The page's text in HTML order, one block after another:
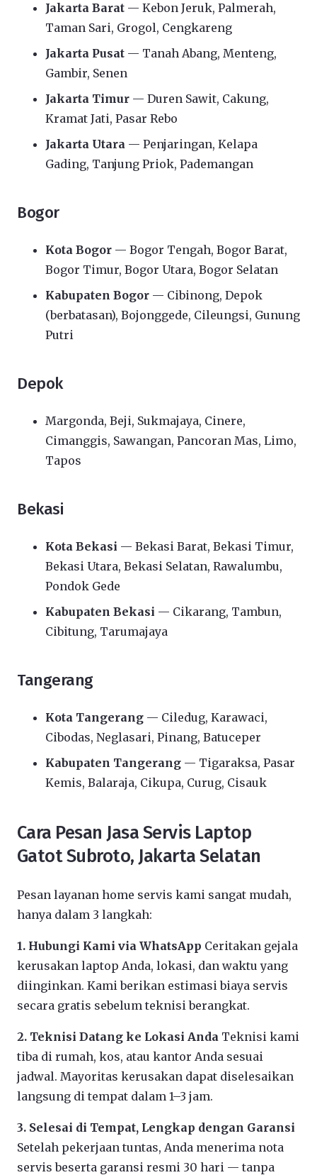
Jakarta Barat — Kebon Jeruk, Palmerah,
Taman Sari, Grogol, Cengkareng
Jakarta Pusat — Tanah Abang, Menteng,
Gambir, Senen
Jakarta Timur — Duren Sawit, Cakung,
Kramat Jati, Pasar Rebo
Jakarta Utara — Penjaringan, Kelapa
Gading, Tanjung Priok, Pademangan
Bogor
Kota Bogor — Bogor Tengah, Bogor Barat,
Bogor Timur, Bogor Utara, Bogor Selatan
Kabupaten Bogor — Cibinong, Depok
(berbatasan), Bojonggede, Cileungsi, Gunung
Putri
Depok
Margonda, Beji, Sukmajaya, Cinere,
Cimanggis, Sawangan, Pancoran Mas, Limo,
Tapos
Bekasi
Kota Bekasi — Bekasi Barat, Bekasi Timur,
Bekasi Utara, Bekasi Selatan, Rawalumbu,
Pondok Gede
Kabupaten Bekasi — Cikarang, Tambun,
Cibitung, Tarumajaya
Tangerang
Kota Tangerang — Ciledug, Karawaci,
Cibodas, Neglasari, Pinang, Batuceper
Kabupaten Tangerang — Tigaraksa, Pasar
Kemis, Balaraja, Cikupa, Curug, Cisauk
Cara Pesan Jasa Servis Laptop
Gatot Subroto, Jakarta Selatan
Pesan layanan home servis kami sangat mudah,
hanya dalam 3 langkah:
1. Hubungi Kami via WhatsApp Ceritakan gejala
kerusakan laptop Anda, lokasi, dan waktu yang
diinginkan. Kami berikan estimasi biaya servis
secara gratis sebelum teknisi berangkat.
2. Teknisi Datang ke Lokasi Anda Teknisi kami
tiba di rumah, kos, atau kantor Anda sesuai
jadwal. Mayoritas kerusakan dapat diselesaikan
langsung di tempat dalam 1–3 jam.
3. Selesai di Tempat, Lengkap dengan Garansi
Setelah pekerjaan tuntas, Anda menerima nota
servis beserta garansi resmi 30 hari — tanpa